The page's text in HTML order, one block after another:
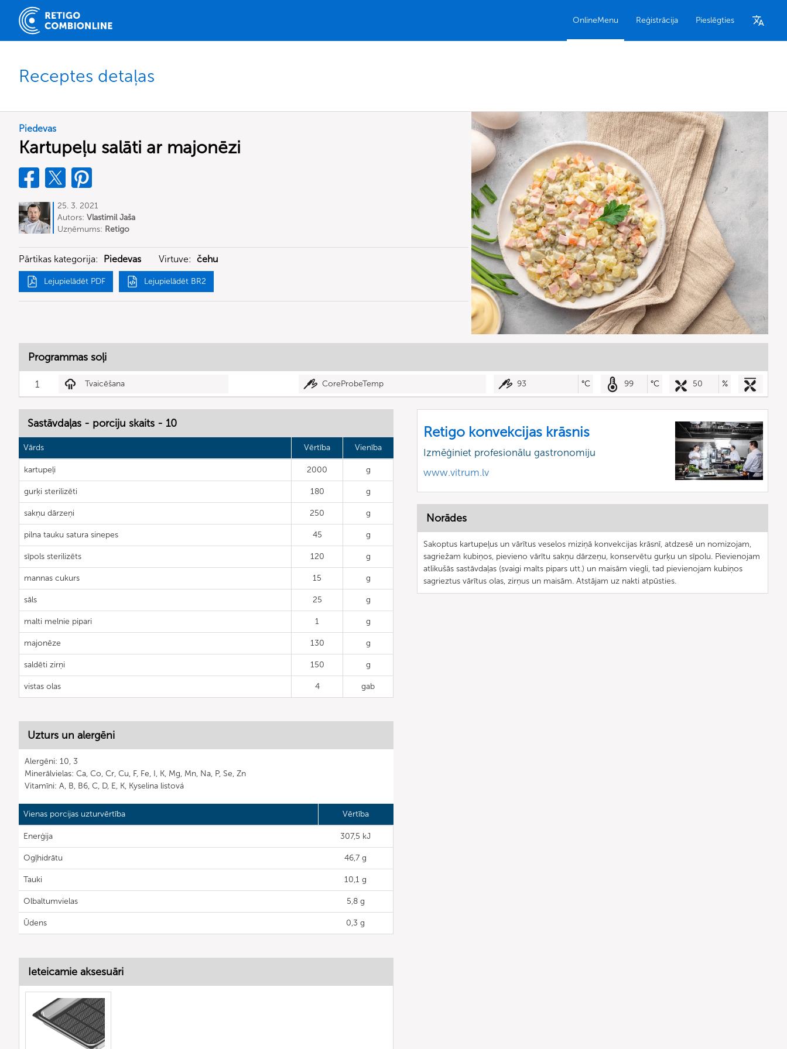
OnlineMenu Reģistrācija Pieslēgties
Receptes detaļas
Piedevas
Kartupeļu salāti ar majonēzi
25. 3. 2021
Autors: Vlastimil Jaša
Uzņēmums: Retigo
Pārtikas kategorija: Piedevas Virtuve: čehu
Lejupielādēt PDF Lejupielādēt BR2
Programmas soļi
1 Tvaicēšana CoreProbeTemp 93 °C 99 °C 50 %
Sastāvdaļas - porciju skaits - 10
Vārds Vērtība Vienība
kartupeļi 2000 g
gurķi sterilizēti 180 g
sakņu dārzeņi 250 g
pilna tauku satura sinepes 45 g
sīpols sterilizēts 120 g
mannas cukurs 15 g
sāls 25 g
malti melnie pipari 1 g
majonēze 130 g
saldēti zirņi 150 g
vistas olas 4 gab
Uzturs un alergēni
Alergēni: 10, 3
Minerālvielas: Ca, Co, Cr, Cu, F, Fe, I, K, Mg, Mn, Na, P, Se, Zn
Vitamīni: A, B, B6, C, D, E, K, Kyselina listová
Vienas porcijas uzturvērtība Vērtība
Enerģija 307,5 kJ
Ogļhidrātu 46,7 g
Tauki 10,1 g
Olbaltumvielas 5,8 g
Ūdens 0,3 g
Retigo konvekcijas krāsnis
Izmēģiniet profesionālu gastronomiju
www.vitrum.lv
Norādes
Sakoptus kartupeļus un vārītus veselos miziņā konvekcijas krāsnī, atdzesē un nomizojam,
sagriežam kubiņos, pievieno vārītu sakņu dārzeņu, konservētu gurķu un sīpolu. Pievienojam
atlikušās sastāvdaļas (svaigi malts pipars utt.) un maisām viegli, tad pievienojam kubiņos
sagrieztus vārītus olas, zirņus un maisām. Atstājam uz nakti atpūsties.
Ieteicamie aksesuāri